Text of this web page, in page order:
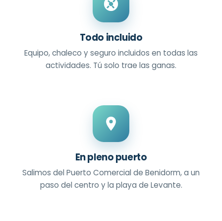
Todo incluido
Equipo, chaleco y seguro incluidos en todas las
actividades. Tú solo trae las ganas.
En pleno puerto
Salimos del Puerto Comercial de Benidorm, a un
paso del centro y la playa de Levante.